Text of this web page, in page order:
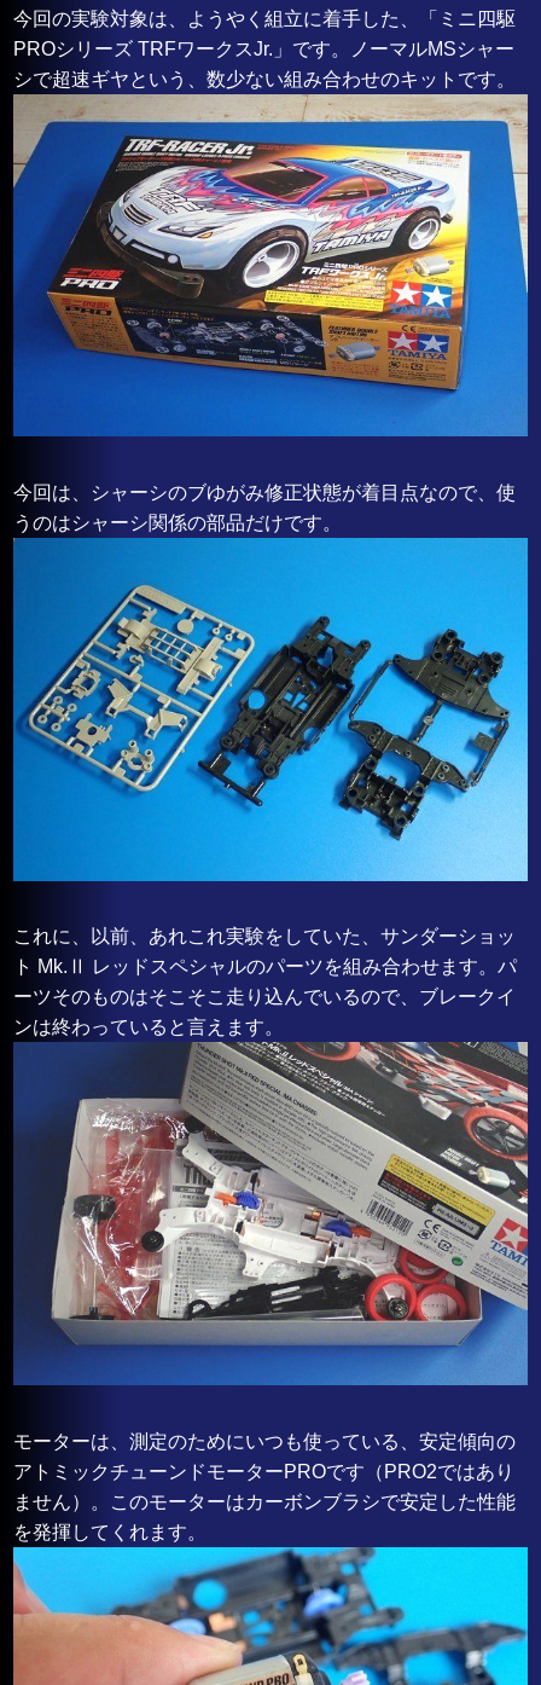
今回の実験対象は、ようやく組立に着手した、「ミニ四駆
PROシリーズ TRFワークスJr.」です。ノーマルMSシャー
シで超速ギヤという、数少ない組み合わせのキットです。
今回は、シャーシのブゆがみ修正状態が着目点なので、使
うのはシャーシ関係の部品だけです。
これに、以前、あれこれ実験をしていた、サンダーショッ
ト Mk.Ⅱ レッドスペシャルのパーツを組み合わせます。パ
ーツそのものはそこそこ走り込んでいるので、ブレークイ
ンは終わっていると言えます。
モーターは、測定のためにいつも使っている、安定傾向の
アトミックチューンドモーターPROです（PRO2ではあり
ません）。このモーターはカーボンブラシで安定した性能
を発揮してくれます。